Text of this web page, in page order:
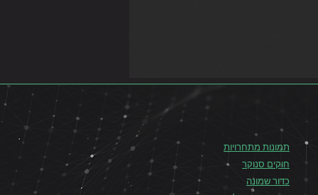
תמונות מתחרויות
חוקים סנוקר
כדור שמונה